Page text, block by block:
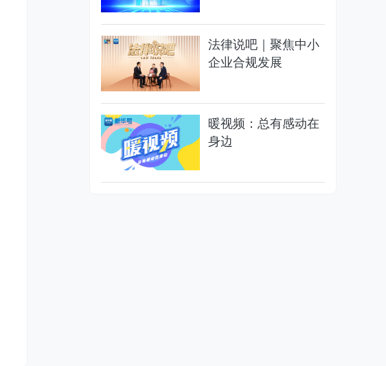
法律说吧｜聚焦中小
企业合规发展
暖视频：总有感动在
身边